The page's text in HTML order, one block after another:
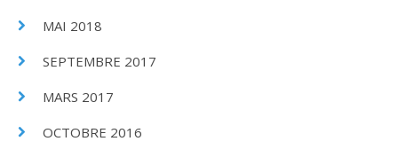
MAI 2018
SEPTEMBRE 2017
MARS 2017
OCTOBRE 2016